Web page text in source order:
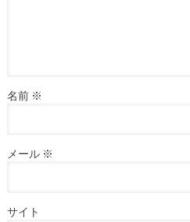
名前 ※
メール ※
サイト